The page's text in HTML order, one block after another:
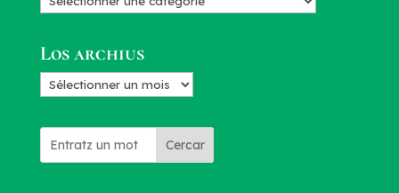
Los archius
Los
Cercar